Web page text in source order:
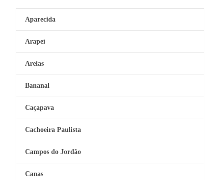
Aparecida
Arapeí
Areias
Bananal
Caçapava
Cachoeira Paulista
Campos do Jordão
Canas